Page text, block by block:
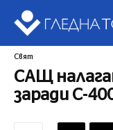
Свят
САЩ
заради С-